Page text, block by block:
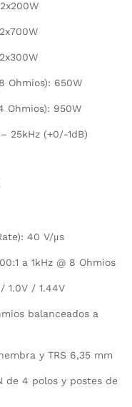
Ohmios): 650W
Ohmios): 950W
25kHz (+0/-1dB)
40 V/μs
a 1kHz @ 8 Ohmios
1.0V / 1.44V
balanceados a
y TRS 6,35 mm
de 4 polos y postes de